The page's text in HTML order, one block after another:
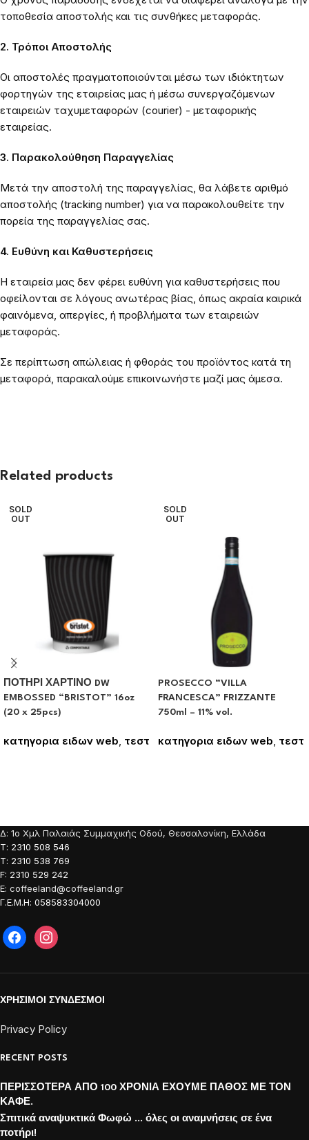
τοποθεσία αποστολής και τις συνθήκες μεταφοράς.
2. Τρόποι Αποστολής
Οι αποστολές πραγματοποιούνται μέσω των ιδιόκτητων
φορτηγών της εταιρείας μας ή μέσω συνεργαζόμενων
εταιρειών ταχυμεταφορών (courier) - μεταφορικής
εταιρείας.
3. Παρακολούθηση Παραγγελίας
Μετά την αποστολή της παραγγελίας, θα λάβετε αριθμό
αποστολής (tracking number) για να παρακολουθείτε την
πορεία της παραγγελίας σας.
4. Ευθύνη και Καθυστερήσεις
Η εταιρεία μας δεν φέρει ευθύνη για καθυστερήσεις που
οφείλονται σε λόγους ανωτέρας βίας, όπως ακραία καιρικά
φαινόμενα, απεργίες, ή προβλήματα των εταιρειών
μεταφοράς.
Σε περίπτωση απώλειας ή φθοράς του προϊόντος κατά τη
μεταφορά, παρακαλούμε επικοινωνήστε μαζί μας άμεσα.
Related products
SOLD
OUT
ΠΟΤΗΡΙ ΧΑΡΤΙΝΟ DW
EMBOSSED “BRISTOT” 16oz
(20 x 25pcs)
κατηγορια ειδων web τεστ
SOLD
OUT
PROSECCO “VILLA
FRANCESCA” FRIZZANTE
750ml – 11% vol.
κατηγορια ειδων web τεστ
Δ: 1o Χμλ Παλαιάς Συμμαχικής Οδού, Θεσσαλονίκη, Ελλάδα
Τ: 2310 508 546
Τ: 2310 538 769
F: 2310 529 242
E: coffeeland@coffeeland.gr
Γ.Ε.Μ.Η: 058583304000
ΧΡΗΣΙΜΟΙ ΣΥΝΔΕΣΜΟΙ
Privacy Policy
RECENT POSTS
ΠΕΡΙΣΣΟΤΕΡΑ ΑΠΟ 100 ΧΡΟΝΙΑ ΕΧΟΥΜΕ ΠΑΘΟΣ ΜΕ ΤΟΝ
ΚΑΦΕ.
Σπιτικά αναψυκτικά Φωφώ … όλες οι αναμνήσεις σε ένα
ποτήρι!